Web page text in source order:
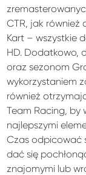
CTR, jak również
Kart – wszystkie
HD. Dodatkowo,
oraz sezonom
wykorzystaniem
również
Team Racing, by
najlepszymi
Czas odpicować
dać się
znajomymi lub